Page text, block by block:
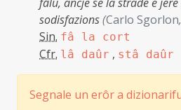
sodisfazions(Carlo Sgorlon,
Sin. fâ la cort
Cfr. lâ daûr , stâ daûr
Segnale un erôr a